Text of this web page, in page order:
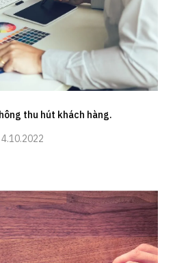
thu hút khách hàng.
4.10.2022